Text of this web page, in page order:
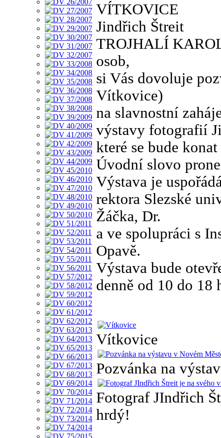
VÍTKOVICE
Jindřich Štreit
TROJHALÍ
osob,
si Vás dovoluje
Vítkovice)
na slavnostní
výstavy fotografií
které se bude
Úvodní slovo
Výstava je
rektora Slezské
Žáčka, Dr.
a ve spolupráci s
Opavě.
Výstava bude
denně od 10 do 18
Vítkovice
Pozvánka na
Fotograf JIndřich
hrdý!